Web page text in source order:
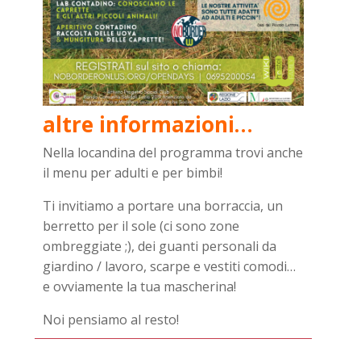
altre informazioni…
Nella locandina del programma trovi anche
il menu per adulti e per bimbi!
Ti invitiamo a portare una borraccia, un
berretto per il sole (ci sono zone
ombreggiate ;), dei guanti personali da
giardino / lavoro, scarpe e vestiti comodi…
e ovviamente la tua mascherina!
Noi pensiamo al resto!